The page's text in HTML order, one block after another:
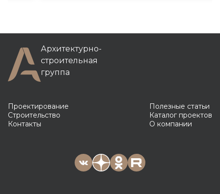
Архитектурно-
строительная
группа
Проектирование
Строительство
Контакты
Полезные статьи
Каталог проектов
О компании